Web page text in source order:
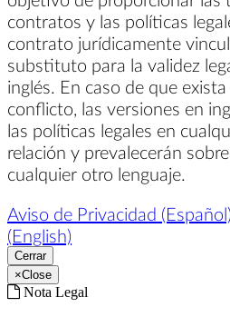
contratos y las políticas
contrato jurídicamente
substituto para la validez
inglés. En caso de que
conflicto, las versiones en
las políticas legales en
relación y prevalecerán
cualquier otro lenguaje.
Aviso de Privacidad (Español)
(English)
Cerrar
×Close
Nota Legal